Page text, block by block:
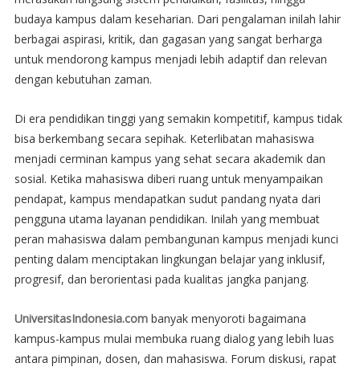
budaya kampus dalam keseharian. Dari pengalaman inilah lahir
berbagai aspirasi, kritik, dan gagasan yang sangat berharga
untuk mendorong kampus menjadi lebih adaptif dan relevan
dengan kebutuhan zaman.
Di era pendidikan tinggi yang semakin kompetitif, kampus tidak
bisa berkembang secara sepihak. Keterlibatan mahasiswa
menjadi cerminan kampus yang sehat secara akademik dan
sosial. Ketika mahasiswa diberi ruang untuk menyampaikan
pendapat, kampus mendapatkan sudut pandang nyata dari
pengguna utama layanan pendidikan. Inilah yang membuat
peran mahasiswa dalam pembangunan kampus menjadi kunci
penting dalam menciptakan lingkungan belajar yang inklusif,
progresif, dan berorientasi pada kualitas jangka panjang.
UniversitasIndonesia.combanyak menyoroti bagaimana
kampus-kampus mulai membuka ruang dialog yang lebih luas
antara pimpinan, dosen, dan mahasiswa. Forum diskusi, rapat